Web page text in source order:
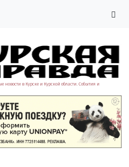
новости в Курске и Курской области. События и